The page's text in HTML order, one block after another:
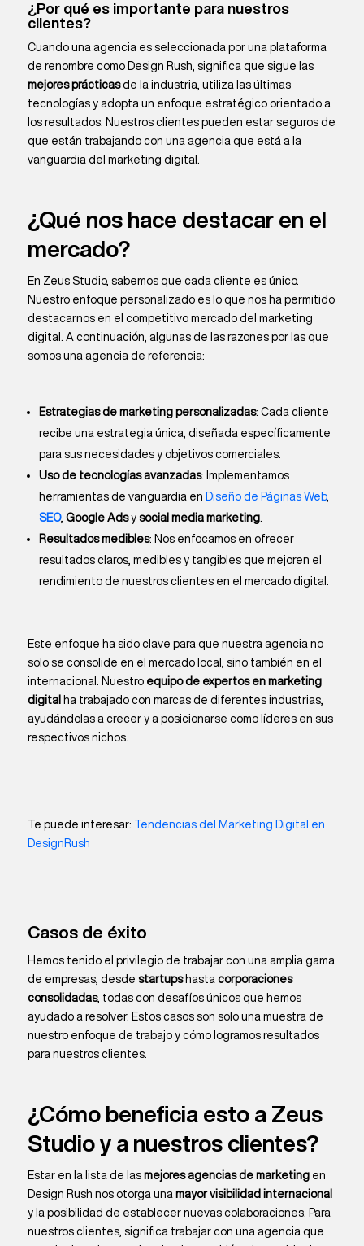
¿Por qué es importante para nuestros
clientes?
Cuando una agencia es seleccionada por una plataforma
de renombre como Design Rush, significa que sigue las
mejores prácticasde la industria, utiliza las últimas
tecnologías y adopta un enfoque estratégico orientado a
los resultados. Nuestros clientes pueden estar seguros de
que están trabajando con una agencia que está a la
vanguardia del marketing digital.
¿Qué nos hace destacar en el
mercado?
En Zeus Studio, sabemos que cada cliente es único.
Nuestro enfoque personalizado es lo que nos ha permitido
destacarnos en el competitivo mercado del marketing
digital. A continuación, algunas de las razones por las que
somos una agencia de referencia:
Estrategias de marketing personalizadas: Cada cliente
recibe una estrategia única, diseñada específicamente
para sus necesidades y objetivos comerciales.
Uso de tecnologías avanzadas: Implementamos
herramientas de vanguardia en Diseño de Páginas Web,
SEO, Google Adsy social media marketing.
Resultados medibles: Nos enfocamos en ofrecer
resultados claros, medibles y tangibles que mejoren el
rendimiento de nuestros clientes en el mercado digital.
Este enfoque ha sido clave para que nuestra agencia no
solo se consolide en el mercado local, sino también en el
internacional. Nuestro equipo de expertos en marketing
digital ha trabajado con marcas de diferentes industrias,
ayudándolas a crecer y a posicionarse como líderes en sus
respectivos nichos.
Te puede interesar:
Tendencias del Marketing Digital en
DesignRush
Casos de éxito
Hemos tenido el privilegio de trabajar con una amplia gama
de empresas, desde startupshasta corporaciones
consolidadas, todas con desafíos únicos que hemos
ayudado a resolver. Estos casos son solo una muestra de
nuestro enfoque de trabajo y cómo logramos resultados
para nuestros clientes.
¿Cómo beneficia esto a Zeus
Studio y a nuestros clientes?
Estar en la lista de las mejores agencias de marketingen
Design Rush nos otorga una mayor visibilidad internacional
y la posibilidad de establecer nuevas colaboraciones. Para
nuestros clientes, significa trabajar con una agencia que